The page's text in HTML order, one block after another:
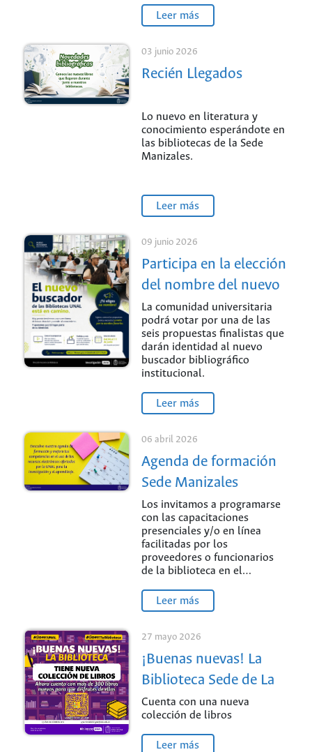
Leer más
03 junio 2026
Recién Llegados
Lo nuevo en literatura y
conocimiento esperándote en
las bibliotecas de la Sede
Manizales.
Leer más
09 junio 2026
Participa en la elección
del nombre del nuevo
descubridor
bibliográfico de la
Universidad Nacional
de Colombia
La comunidad universitaria
podrá votar por una de las
seis propuestas finalistas que
darán identidad al nuevo
buscador bibliográfico
institucional.
Leer más
06 abril 2026
Agenda de formación
Sede Manizales
Los invitamos a programarse
con las capacitaciones
presenciales y/o en línea
facilitadas por los
proveedores o funcionarios
de la biblioteca en el…
Leer más
27 mayo 2026
¡Buenas nuevas! La
Biblioteca Sede de La
Paz
Cuenta con una nueva
colección de libros
Leer más